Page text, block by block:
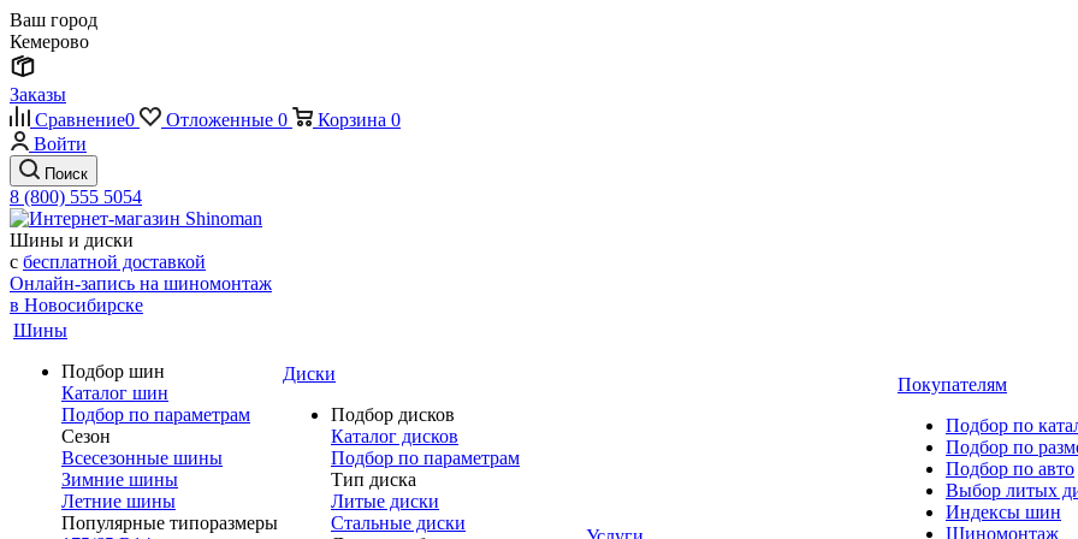
Ваш город
Кемерово
Заказы
Сравнение0 Отложенные 0 Корзина 0
Войти
Поиск
8 (800) 555 5054
Шины и диски
с бесплатной доставкой
Онлайн-запись на шиномонтаж
в Новосибирске
Шины
Подбор шин
Каталог шин
Подбор по параметрам
Сезон
Всесезонные шины
Зимние шины
Летние шины
Популярные типоразмеры
Диски
Подбор дисков
Каталог дисков
Подбор по параметрам
Тип диска
Литые диски
Стальные диски
Покупателям
Подбор по
Подбор по
Подбор по авто
Выбор литых
Индексы шин
Шиномонтаж